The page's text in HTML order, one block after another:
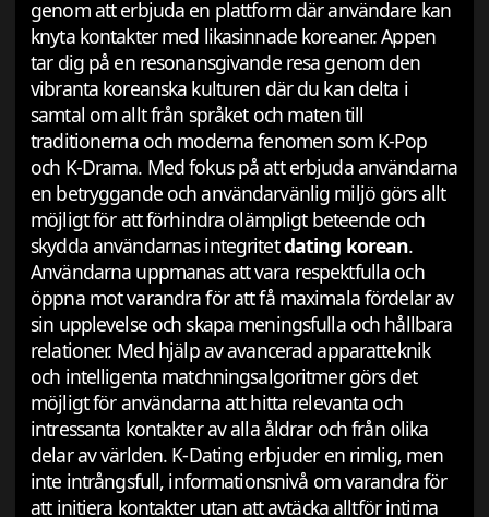
genom att erbjuda en plattform där användare kan
knyta kontakter med likasinnade koreaner. Appen
tar dig på en resonansgivande resa genom den
vibranta koreanska kulturen där du kan delta i
samtal om allt från språket och maten till
traditionerna och moderna fenomen som K-Pop
och K-Drama. Med fokus på att erbjuda användarna
en betryggande och användarvänlig miljö görs allt
möjligt för att förhindra olämpligt beteende och
skydda användarnas integritetdating korean.
Användarna uppmanas att vara respektfulla och
öppna mot varandra för att få maximala fördelar av
sin upplevelse och skapa meningsfulla och hållbara
relationer. Med hjälp av avancerad apparatteknik
och intelligenta matchningsalgoritmer görs det
möjligt för användarna att hitta relevanta och
intressanta kontakter av alla åldrar och från olika
delar av världen. K-Dating erbjuder en rimlig, men
inte intrångsfull, informationsnivå om varandra för
att initiera kontakter utan att avtäcka alltför intima